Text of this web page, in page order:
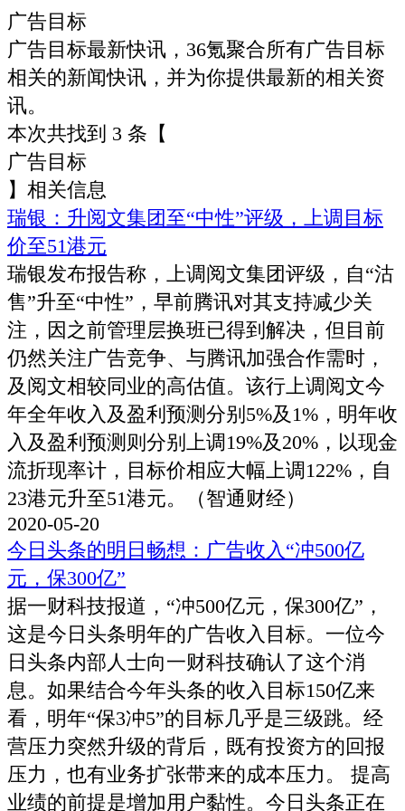
广告目标
广告目标最新快讯，36氪聚合所有广告目标
相关的新闻快讯，并为你提供最新的相关资
讯。
本次共找到 3 条【
广告目标
】相关信息
瑞银：升阅文集团至“中性”评级，上调目标
价至51港元
瑞银发布报告称，上调阅文集团评级，自“沽
售”升至“中性”，早前腾讯对其支持减少关
注，因之前管理层换班已得到解决，但目前
仍然关注广告竞争、与腾讯加强合作需时，
及阅文相较同业的高估值。该行上调阅文今
年全年收入及盈利预测分别5%及1%，明年收
入及盈利预测则分别上调19%及20%，以现金
流折现率计，目标价相应大幅上调122%，自
23港元升至51港元。（智通财经）
2020-05-20
今日头条的明日畅想：广告收入“冲500亿
元，保300亿”
据一财科技报道，“冲500亿元，保300亿”，
这是今日头条明年的广告收入目标。一位今
日头条内部人士向一财科技确认了这个消
息。如果结合今年头条的收入目标150亿来
看，明年“保3冲5”的目标几乎是三级跳。经
营压力突然升级的背后，既有投资方的回报
压力，也有业务扩张带来的成本压力。 提高
业绩的前提是增加用户黏性。今日头条正在